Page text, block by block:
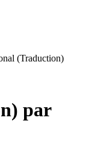
(Traduction)
par